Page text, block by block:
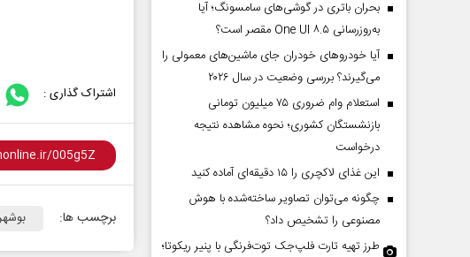
اشتراک گذاری :
برچسب ها:
بحران باتری در گوشی‌های سامسونگ؛ آیا
به‌روزرسانی One UI ۸.۵ مقصر است؟
آیا خودروهای خودران جای ماشین‌های معمولی را
می‌گیرند؟ بررسی وضعیت در سال ۲۰۲۶
استعلام وام ضروری ۷۵ میلیون تومانی
بازنشستگان کشوری؛ نحوه مشاهده نتیجه
درخواست
این غذای لاکچری را ۱۵ دقیقه‌ای آماده کنید
چگونه می‌توان تصاویر ساخته‌شده با هوش
مصنوعی را تشخیص داد؟
طرز تهیه تارت فلپ‌جک توت‌فرنگی با پنیر ریکوتا؛